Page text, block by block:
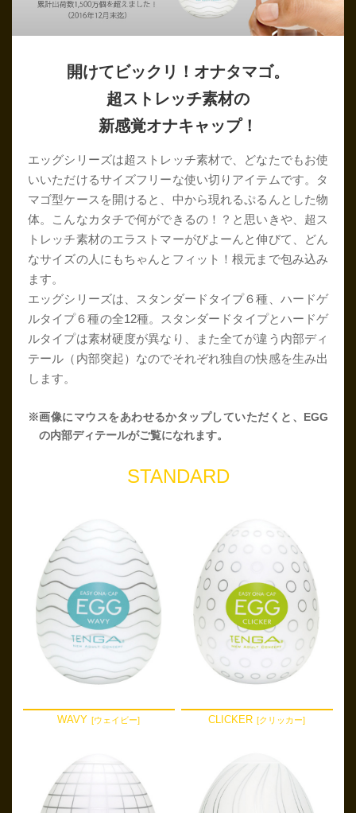
開けてビックリ！オナタマゴ。
超ストレッチ素材の
新感覚オナキャップ！
エッグシリーズは超ストレッチ素材で、どなたでもお使
いいただけるサイズフリーな使い切りアイテムです。タ
マゴ型ケースを開けると、中から現れるぷるんとした物
体。こんなカタチで何ができるの！？と思いきや、超ス
トレッチ素材のエラストマーがびよーんと伸びて、どん
なサイズの人にもちゃんとフィット！根元まで包み込み
ます。
エッグシリーズは、スタンダードタイプ６種、ハードゲ
ルタイプ６種の全12種。スタンダードタイプとハードゲ
ルタイプは素材硬度が異なり、また全てが違う内部ディ
テール（内部突起）なのでそれぞれ独自の快感を生み出
します。
※画像にマウスをあわせるかタップしていただくと、EGG
の内部ディテールがご覧になれます。
STANDARD
WAVY [ウェイビー] CLICKER [クリッカー]